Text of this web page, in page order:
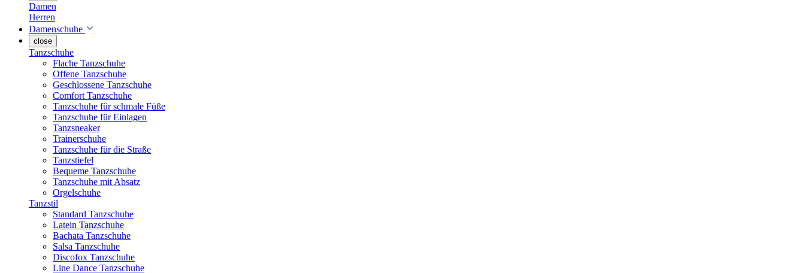
Damen
Herren
Damenschuhe
close
Tanzschuhe
Flache Tanzschuhe
Offene Tanzschuhe
Geschlossene Tanzschuhe
Comfort Tanzschuhe
Tanzschuhe für schmale Füße
Tanzschuhe für Einlagen
Tanzsneaker
Trainerschuhe
Tanzschuhe für die Straße
Tanzstiefel
Bequeme Tanzschuhe
Tanzschuhe mit Absatz
Orgelschuhe
Tanzstil
Standard Tanzschuhe
Latein Tanzschuhe
Bachata Tanzschuhe
Salsa Tanzschuhe
Discofox Tanzschuhe
Line Dance Tanzschuhe